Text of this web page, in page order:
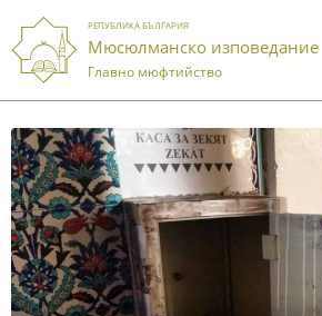
РЕПУБЛИКА БЪЛГАРИЯ
Мюсюлманско изповедание
Главно мюфтийство